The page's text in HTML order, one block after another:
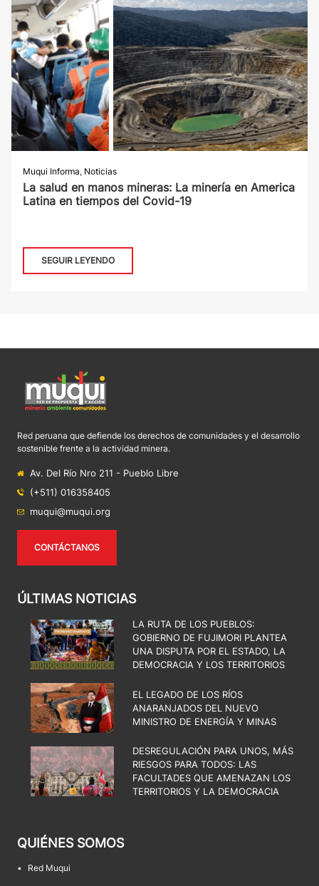
Muqui Informa, Noticias
La salud en manos mineras: La minería en America
Latina en tiempos del Covid-19
SEGUIR LEYENDO
Red peruana que defiende los derechos de comunidades y el desarrollo
sostenible frente a la actividad minera.
Av. Del Río Nro 211 - Pueblo Libre
(+511) 016358405
muqui@muqui.org
CONTÁCTANOS
ÚLTIMAS NOTICIAS
LA RUTA DE LOS PUEBLOS:
GOBIERNO DE FUJIMORI PLANTEA
UNA DISPUTA POR EL ESTADO, LA
DEMOCRACIA Y LOS TERRITORIOS
EL LEGADO DE LOS RÍOS
ANARANJADOS DEL NUEVO
MINISTRO DE ENERGÍA Y MINAS
DESREGULACIÓN PARA UNOS, MÁS
RIESGOS PARA TODOS: LAS
FACULTADES QUE AMENAZAN LOS
TERRITORIOS Y LA DEMOCRACIA
QUIÉNES SOMOS
• Red Muqui